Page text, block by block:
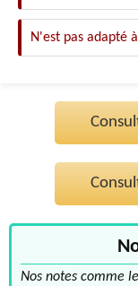
N'est pas adapté
Nos notes comme